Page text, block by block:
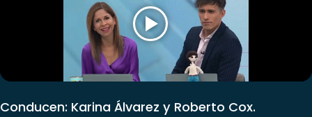
Conducen: Karina Álvarez y Roberto Cox.
Contigo en Directo
Plan Perfecto